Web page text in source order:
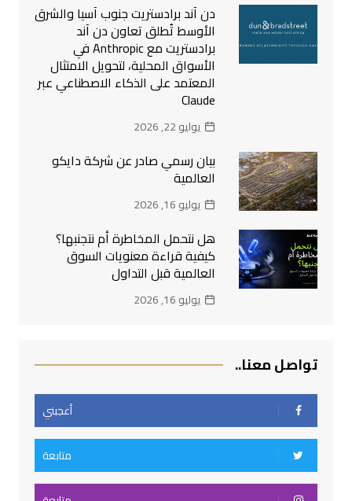
دن آند برادستريت جنوب آسيا والشرق
الأوسط تُطلق تعاون دن آند
برادستريت مع Anthropic في
الأسواق المحلية، لتحويل الامتثال
المعتمد على الذكاء الاصطناعي عبر
Claude
يوليو 22, 2026
بيان رسمي صادر عن شركة دايكو
العالمية
يوليو 16, 2026
هل نتحمل المخاطرة أم نتجنبها؟
كيفية قراءة معنويات السوق
العالمية قبل التداول
يوليو 16, 2026
تواصل معنا..
أعجبني
متابعة